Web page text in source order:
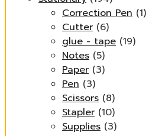
Correction Pen (1)
Cutter (6)
glue - tape (19)
Notes (5)
Paper (3)
Pen (3)
Scissors (8)
Stapler (10)
Supplies (3)